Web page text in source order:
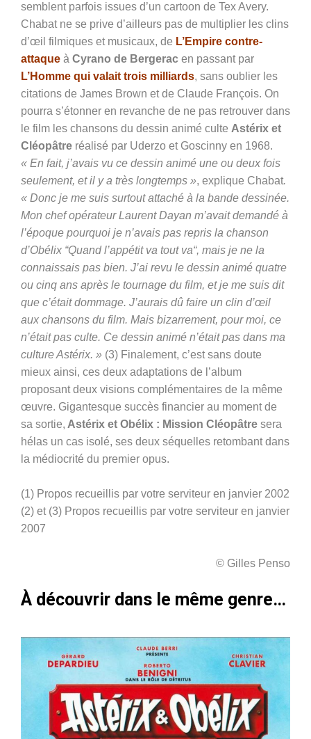
semblent parfois issues d’un cartoon de Tex Avery.
Chabat ne se prive d’ailleurs pas de multiplier les clins
d’œil filmiques et musicaux, de L’Empire contre-
attaque à Cyrano de Bergerac en passant par
L’Homme qui valait trois milliards, sans oublier les
citations de James Brown et de Claude François. On
pourra s’étonner en revanche de ne pas retrouver dans
le film les chansons du dessin animé culte Astérix et
Cléopâtre réalisé par Uderzo et Goscinny en 1968.
« En fait, j’avais vu ce dessin animé une ou deux fois
seulement, et il y a très longtemps », explique Chabat.
« Donc je me suis surtout attaché à la bande dessinée.
Mon chef opérateur Laurent Dayan m’avait demandé à
l’époque pourquoi je n’avais pas repris la chanson
d’Obélix “Quand l’appétit va tout va“, mais je ne la
connaissais pas bien. J’ai revu le dessin animé quatre
ou cinq ans après le tournage du film, et je me suis dit
que c’était dommage. J’aurais dû faire un clin d’œil
aux chansons du film. Mais bizarrement, pour moi, ce
n’était pas culte. Ce dessin animé n’était pas dans ma
culture Astérix. » (3) Finalement, c’est sans doute
mieux ainsi, ces deux adaptations de l’album
proposant deux visions complémentaires de la même
œuvre. Gigantesque succès financier au moment de
sa sortie, Astérix et Obélix : Mission Cléopâtre sera
hélas un cas isolé, ses deux séquelles retombant dans
la médiocrité du premier opus.
(1) Propos recueillis par votre serviteur en janvier 2002
(2) et (3) Propos recueillis par votre serviteur en janvier
2007
© Gilles Penso
À découvrir dans le même genre…